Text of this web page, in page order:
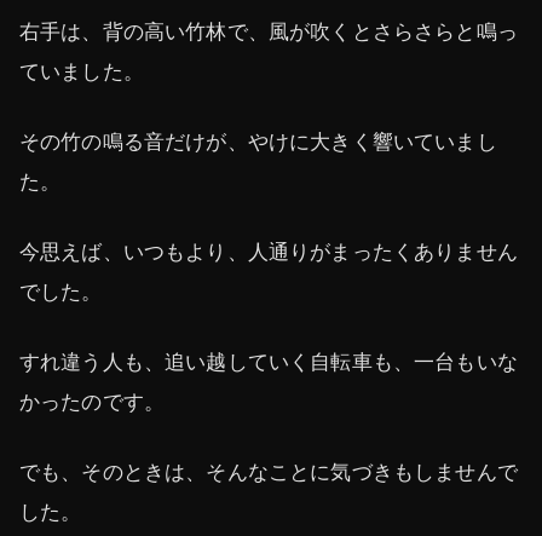
右手は、背の高い竹林で、風が吹くとさらさらと鳴っ
ていました。
その竹の鳴る音だけが、やけに大きく響いていまし
た。
今思えば、いつもより、人通りがまったくありません
でした。
すれ違う人も、追い越していく自転車も、一台もいな
かったのです。
でも、そのときは、そんなことに気づきもしませんで
した。